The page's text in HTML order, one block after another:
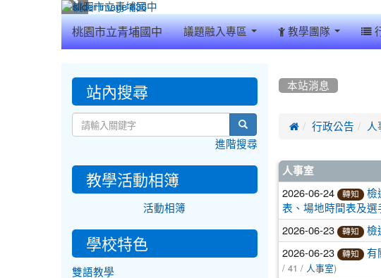
桃園市立青埔國中 議題融入專區 教學團隊
本站消息
 行政公告 人
文
章
列
表
人事室
2026-06-24 轉知
檢
表、場地時間表及選
2026-06-23 轉知 檢
2026-06-23 轉知 有
/ 41 / 人事室)
::: 站內搜尋
search
進階搜尋
教學活動相簿
活動相簿
學校特色
雙語教學